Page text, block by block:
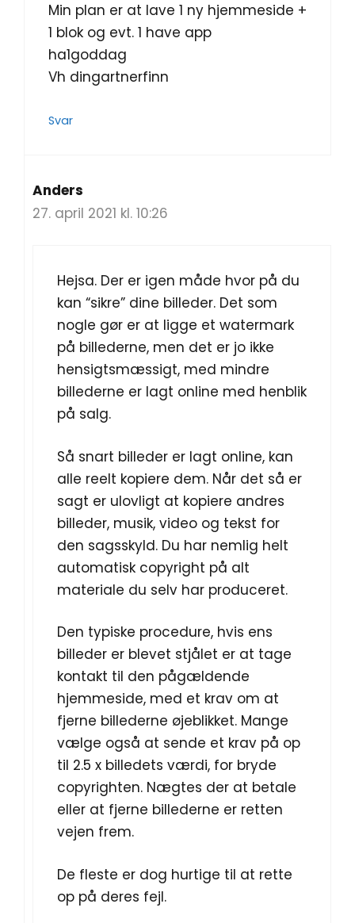
Min plan er at lave 1 ny hjemmeside +
1 blok og evt. 1 have app
ha1goddag
Vh dingartnerfinn
Svar
Anders
27. april 2021 kl. 10:26
Hejsa. Der er igen måde hvor på du
kan “sikre” dine billeder. Det som
nogle gør er at ligge et watermark
på billederne, men det er jo ikke
hensigtsmæssigt, med mindre
billederne er lagt online med henblik
på salg.
Så snart billeder er lagt online, kan
alle reelt kopiere dem. Når det så er
sagt er ulovligt at kopiere andres
billeder, musik, video og tekst for
den sagsskyld. Du har nemlig helt
automatisk copyright på alt
materiale du selv har produceret.
Den typiske procedure, hvis ens
billeder er blevet stjålet er at tage
kontakt til den pågældende
hjemmeside, med et krav om at
fjerne billederne øjeblikket. Mange
vælge også at sende et krav på op
til 2.5 x billedets værdi, for bryde
copyrighten. Nægtes der at betale
eller at fjerne billederne er retten
vejen frem.
De fleste er dog hurtige til at rette
op på deres fejl.